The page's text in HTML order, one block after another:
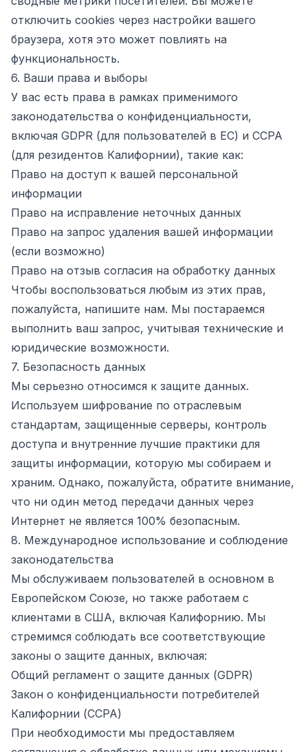
отключить cookies через настройки вашего
браузера, хотя это может повлиять на
функциональность.
6. Ваши права и выборы
У вас есть права в рамках применимого
законодательства о конфиденциальности,
включая GDPR (для пользователей в ЕС) и CCPA
(для резидентов Калифорнии), такие как:
Право на доступ к вашей персональной
информации
Право на исправление неточных данных
Право на запрос удаления вашей информации
(если возможно)
Право на отзыв согласия на обработку данных
Чтобы воспользоваться любым из этих прав,
пожалуйста, напишите нам. Мы постараемся
выполнить ваш запрос, учитывая технические и
юридические возможности.
7. Безопасность данных
Мы серьезно относимся к защите данных.
Используем шифрование по отраслевым
стандартам, защищенные серверы, контроль
доступа и внутренние лучшие практики для
защиты информации, которую мы собираем и
храним. Однако, пожалуйста, обратите внимание,
что ни один метод передачи данных через
Интернет не является 100% безопасным.
8. Международное использование и соблюдение
законодательства
Мы обслуживаем пользователей в основном в
Европейском Союзе, но также работаем с
клиентами в США, включая Калифорнию. Мы
стремимся соблюдать все соответствующие
законы о защите данных, включая:
Общий регламент о защите данных (GDPR)
Закон о конфиденциальности потребителей
Калифорнии (CCPA)
При необходимости мы предоставляем